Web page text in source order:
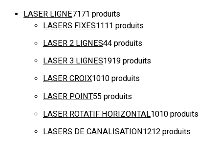
LASER LIGNE7171 produits
LASERS FIXES1111 produits
LASER 2 LIGNES44 produits
LASER 3 LIGNES1919 produits
LASER CROIX1010 produits
LASER POINT55 produits
LASER ROTATIF HORIZONTAL1010 produits
LASERS DE CANALISATION 1212 produits